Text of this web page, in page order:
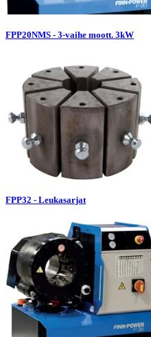
FPP20NMS - 3-vaihe moott. 3kW
FPP32 - Leukasarjat